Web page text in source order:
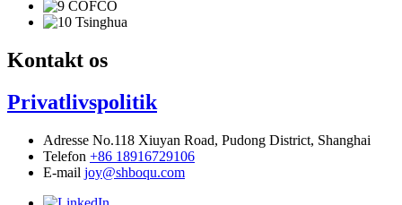
Kontakt os
Privatlivspolitik
Adresse No.118 Xiuyan Road, Pudong District, Shanghai
Telefon +86 18916729106
E-mail joy@shboqu.com